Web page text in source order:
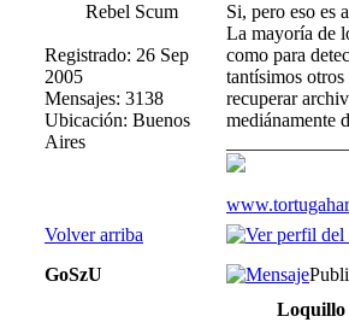
Rebel Scum
Registrado: 26 Sep
2005
Mensajes: 3138
Ubicación: Buenos
Aires
Si, pero eso es
La mayoría de
como para
tantísimos otros
recuperar
mediánamente
Volver arriba
GoSzU
Loquillo